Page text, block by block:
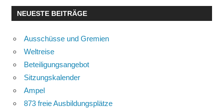
NEUESTE BEITRÄGE
Ausschüsse und Gremien
Weltreise
Beteiligungsangebot
Sitzungskalender
Ampel
873 freie Ausbildungsplätze